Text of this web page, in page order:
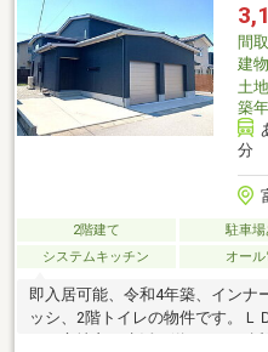
間
建
土
築
分
2階建て 駐車場
システムキッチン
オー
即入居可能、令和4年築、インナ
ッシ、2階トイレの物件です。Ｌ